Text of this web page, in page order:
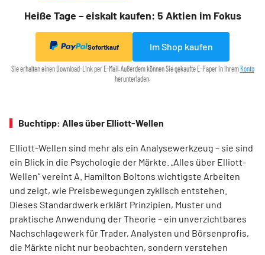
Heiße Tage – eiskalt kaufen: 5 Aktien im Fokus
Sofortkauf Im Shop kaufen
Sie erhalten einen Download-Link per E-Mail. Außerdem können Sie gekaufte E-Paper in Ihrem Konto
herunterladen.
Buchtipp: Alles über Elliott-Wellen
Elliott-Wellen sind mehr als ein Analysewerkzeug – sie sind
ein Blick in die Psychologie der Märkte. „Alles über Elliott-
Wellen“ vereint A. Hamilton Boltons wichtigste Arbeiten
und zeigt, wie Preisbewegungen zyklisch entstehen.
Dieses Standardwerk erklärt Prinzipien, Muster und
praktische Anwendung der Theorie – ein unverzichtbares
Nachschlagewerk für Trader, Analysten und Börsenprofis,
die Märkte nicht nur beobachten, sondern verstehen